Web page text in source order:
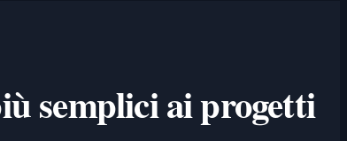
semplici ai progetti